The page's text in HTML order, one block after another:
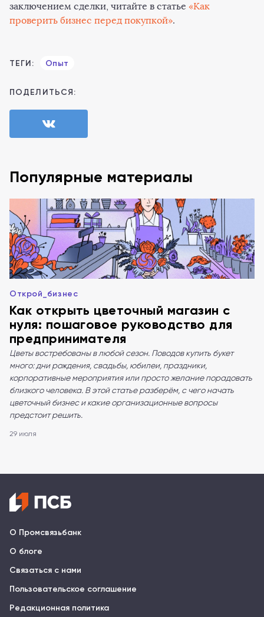
заключением сделки, читайте в статье «Как
проверить бизнес перед покупкой».
ТЕГИ: Опыт
ПОДЕЛИТЬСЯ:
Популярные материалы
Открой_бизнес
Как открыть цветочный магазин с
нуля: пошаговое руководство для
предпринимателя
Цветы востребованы в любой сезон. Поводов купить букет
много: дни рождения, свадьбы, юбилеи, праздники,
корпоративные мероприятия или просто желание порадовать
близкого человека. В этой статье разберём, с чего начать
цветочный бизнес и какие организационные вопросы
предстоит решить.
29 июля
О Промсвязьбанк
О блоге
Связаться с нами
Пользовательское соглашение
Редакционная политика